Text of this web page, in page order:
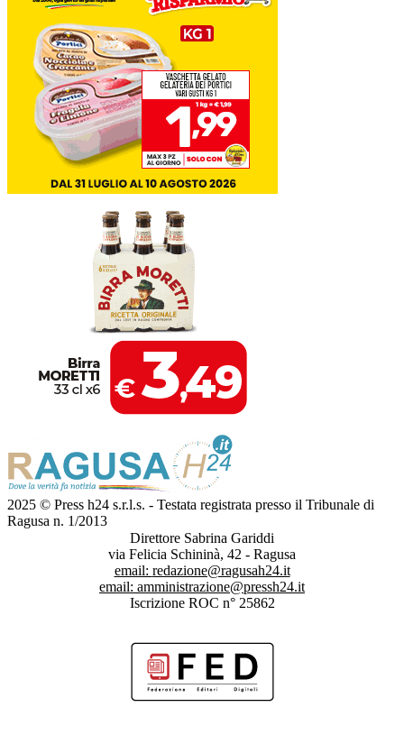
2025 © Press h24 s.r.l.s. - Testata registrata presso il Tribunale di
Ragusa n. 1/2013
Direttore Sabrina Gariddi
via Felicia Schininà, 42 - Ragusa
email: redazione@ragusah24.it
email: amministrazione@pressh24.it
Iscrizione ROC n° 25862